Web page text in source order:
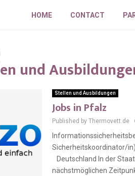
HOME CONTACT
und
Stellen und Ausbildungen
Jobs in Pfalz
Published by Thermovett.de
Sicherheitskoordinator/
Deutschland In der
nächstmöglichen